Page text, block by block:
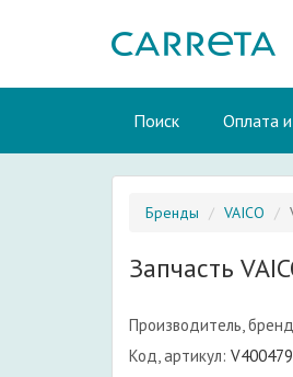
Поиск Оплата
Бренды VAICO
Запчасть
Производитель,
Код, артикул: V400479